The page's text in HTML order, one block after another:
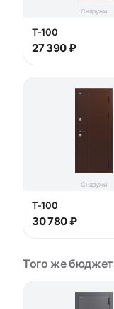
Снаружи
T-100
27 390 ₽
Снаружи
T-100
30 780 ₽
Того же